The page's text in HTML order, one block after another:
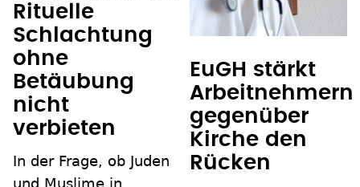
Rituelle
Schlachtung
ohne
Betäubung
nicht
verbieten
In der Frage, ob Juden
und Muslime in
EuGH stärkt
Arbeitnehmern
gegenüber
Kirche den
Rücken